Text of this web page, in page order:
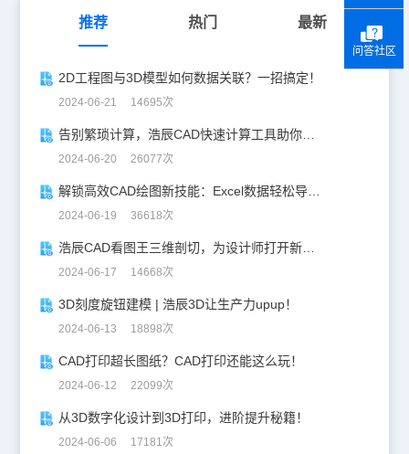
推荐 热门 最新
2D工程图与3D模型如何数据关联？一招搞定！
2024-06-21 14695次
告别繁琐计算，浩辰CAD快速计算工具助你一臂之力！
2024-06-20 26077次
解锁高效CAD绘图新技能：Excel数据轻松导入CAD
2024-06-19 36618次
浩辰CAD看图王三维剖切，为设计师打开新世界的大门！
2024-06-17 14668次
3D刻度旋钮建模 | 浩辰3D让生产力upup！
2024-06-13 18898次
CAD打印超长图纸？CAD打印还能这么玩！
2024-06-12 22099次
从3D数字化设计到3D打印，进阶提升秘籍！
2024-06-06 17181次
问答社区